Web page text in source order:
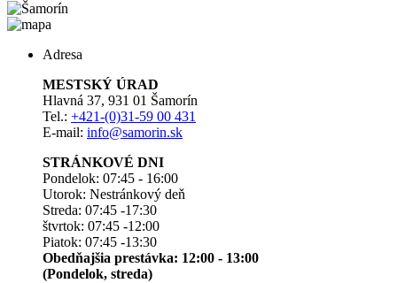
Adresa
MESTSKÝ ÚRAD
Hlavná 37, 931 01 Šamorín
Tel.: +421-(0)31-59 00 431
E-mail: info@samorin.sk
STRÁNKOVÉ DNI
Pondelok: 07:45 - 16:00
Utorok: Nestránkový deň
Streda: 07:45 -17:30
štvrtok: 07:45 -12:00
Piatok: 07:45 -13:30
Obedňajšia prestávka: 12:00 - 13:00
(Pondelok, streda)